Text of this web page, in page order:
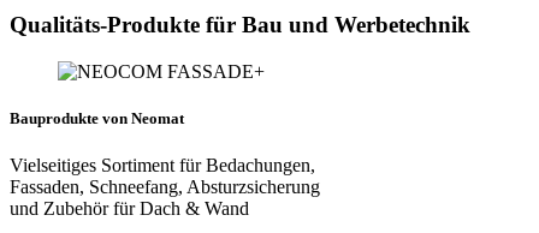
Qualitäts-Produkte für Bau und Werbetechnik
Bauprodukte von Neomat
Vielseitiges Sortiment für Bedachungen,
Fassaden, Schneefang, Absturzsicherung
und Zubehör für Dach & Wand